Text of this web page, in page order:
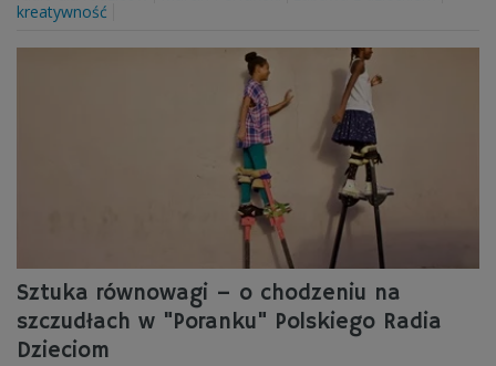
kreatywność
Sztuka równowagi – o chodzeniu na
szczudłach w "Poranku" Polskiego Radia
Dzieciom